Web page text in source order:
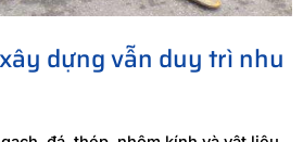
dựng vẫn duy trì nhu